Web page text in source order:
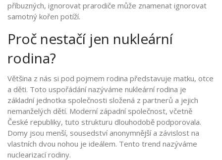
příbuzných, ignorovat prarodiče může znamenat ignorovat
samotný kořen potíží.
Proč nestačí jen nukleární
rodina?
Většina z nás si pod pojmem rodina představuje matku, otce
a děti. Toto uspořádání nazýváme nukleární rodina je
základní jednotka společnosti složená z partnerů a jejich
nemanželých dětí. Moderní západní společnost, včetně
České republiky, tuto strukturu dlouhodobě podporovala.
Domy jsou menší, sousedství anonymnější a závislost na
vlastních dvou nohou je ideálem. Tento trend nazýváme
nuclearizací rodiny.